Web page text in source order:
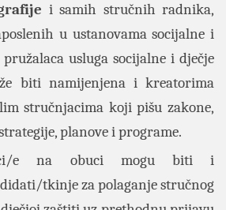
i samih stručnih radnika,
u ustanovama socijalne i
usluga socijalne i dječje
biti namijenjena i kreatorima
stručnjacima koji pišu zakone,
planove i programe.
e na obuci mogu biti i
tkinje za polaganje stručnog